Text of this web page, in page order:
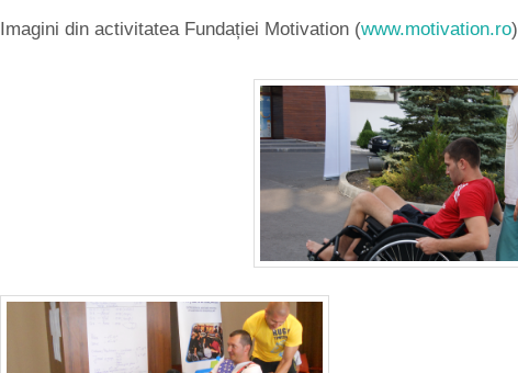
Imagini din activitatea Fundației Motivation (www.motivation.ro)